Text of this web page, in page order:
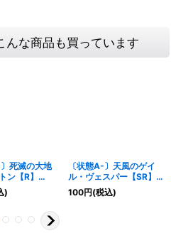
んな商品も買っています
〕死滅の大地
ン【R】
《多》
)
〔状態A-〕天風のゲイ
ル・ヴェスパー【SR】
{26SD1P1☆/12}《自
然》
100円(税込)